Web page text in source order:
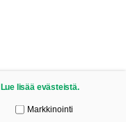
Lue lisää evästeistä.
Markkinointi